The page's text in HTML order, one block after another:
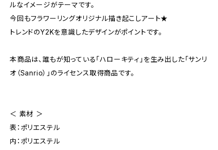
ルなイメージがテーマです。
今回もフラワーリングオリジナル描き起こしアート★
トレンドのY2Kを意識したデザインがポイントです。
本商品は、誰もが知っている「ハローキティ」を生み出した「サンリ
オ（Sanrio）」のライセンス取得商品です。
＜ 素材 ＞
表：ポリエステル
内：ポリエステル